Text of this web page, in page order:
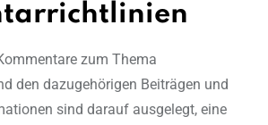
zum Thema
den dazugehörigen Beiträgen und
sind darauf ausgelegt, eine